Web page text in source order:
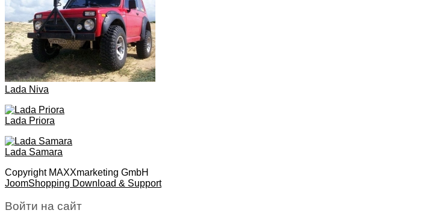
Lada Niva
Lada Priora
Lada Samara
Copyright MAXXmarketing GmbH
JoomShopping Download & Support
Войти на сайт